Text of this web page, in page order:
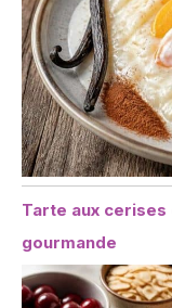
Tarte aux
gourmande